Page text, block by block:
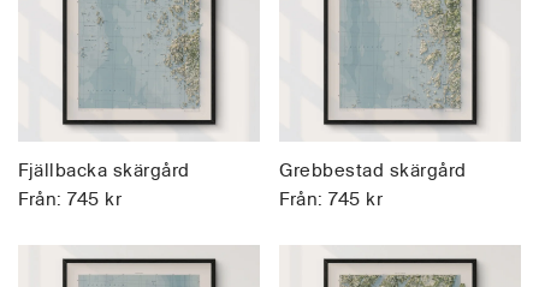
Fjällbacka skärgård
Från: 745 kr
Grebbestad skärgård
Från: 745 kr